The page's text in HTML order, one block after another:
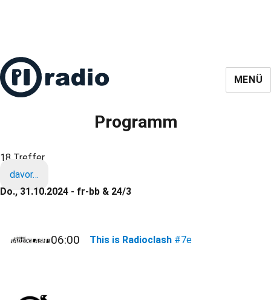
MENÜ
Programm
18 Treffer
davor…
Do., 31.10.2024 - fr-bb & 24/3
06:00 This is Radioclash #7e